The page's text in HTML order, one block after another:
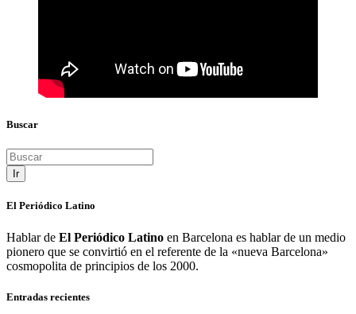
Buscar
Ir
El Periódico Latino
Hablar de El Periódico Latino en Barcelona es hablar de un medio
pionero que se convirtió en el referente de la «nueva Barcelona»
cosmopolita de principios de los 2000.
Entradas recientes